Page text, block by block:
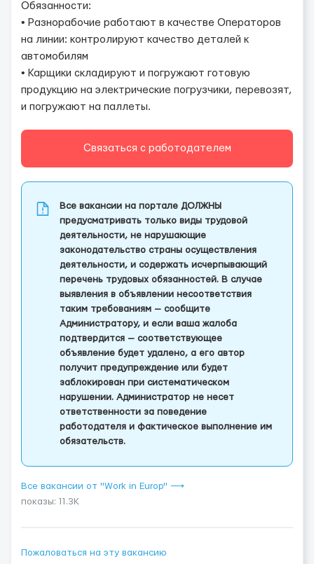
Обязанности:
• Разнорабочие работают в качестве Операторов
на линии: контролируют качество деталей к
автомобилям
• Карщики складируют и погружают готовую
продукцию на электрические погрузчики, перевозят,
и погружают на паллеты.
Связаться с работодателем
Все вакансии на портале ДОЛЖНЫ
предусматривать только виды трудовой
деятельности, не нарушающие
законодательство страны осуществления
деятельности, и содержать исчерпывающий
перечень трудовых обязанностей. В случае
выявления в объявлении несоответствия
таким требованиям — сообщите
Администратору, и если ваша жалоба
подтвердится — соответствующее
объявление будет удалено, а его автор
получит предупреждение или будет
заблокирован при систематическом
нарушении. Администратор не несет
ответственности за поведение
работодателя и фактическое выполнение им
обязательств.
Все вакансии от "Work in Europ" ⟶
показы: 11.3K
Пожаловаться на эту вакансию